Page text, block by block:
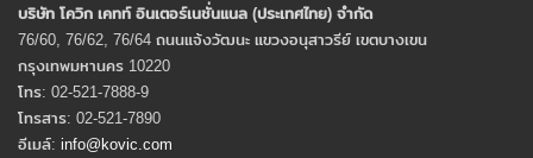
บริษัท โควิก เคทท์ อินเตอร์เนชั่นแนล (ประเทศไทย) จํากัด
76/60, 76/62, 76/64 ถนนแจ้งวัฒนะ แขวงอนุสาวรีย์ เขตบางเขน
กรุงเทพมหานคร 10220
โทร: 02-521-7888-9
โทรสาร: 02-521-7890
อีเมล์: info@kovic.com